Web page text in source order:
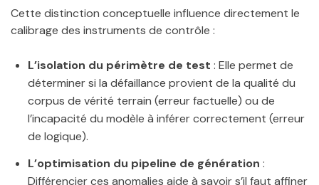
Cette distinction conceptuelle influence directement le
calibrage des instruments de contrôle :
L’isolation du périmètre de test : Elle permet de
déterminer si la défaillance provient de la qualité du
corpus de vérité terrain (erreur factuelle) ou de
l’incapacité du modèle à inférer correctement (erreur
de logique).
L’optimisation du pipeline de génération :
Différencier ces anomalies aide à savoir s’il faut affiner